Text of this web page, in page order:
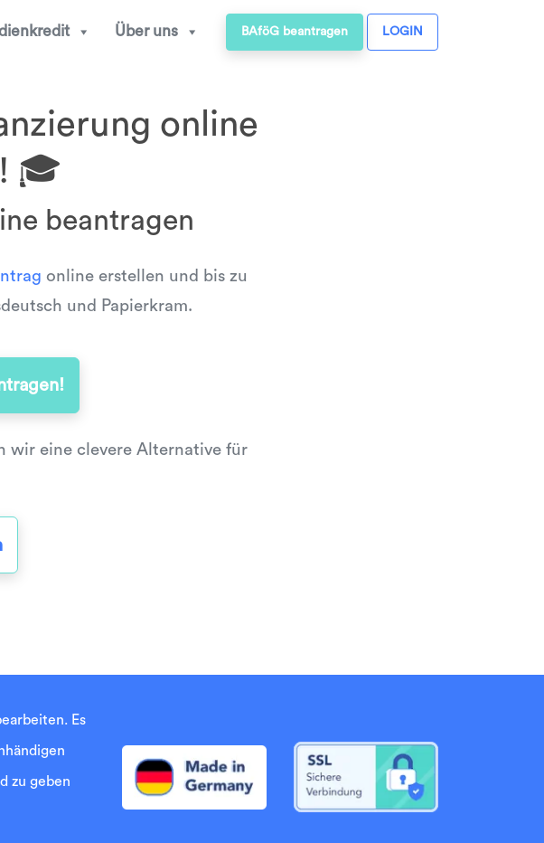
LOGIN
BAföG beantragen
Über uns
online
🎓
beantragen
online erstellen und bis zu
und Papierkram.
wir eine clevere Alternative für
Es
zu geben